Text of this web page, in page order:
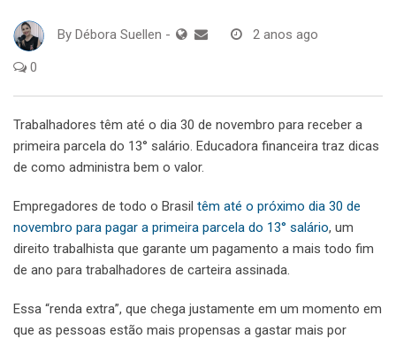
By Débora Suellen - 2 anos ago
0
Trabalhadores têm até o dia 30 de novembro para receber a
primeira parcela do 13° salário. Educadora financeira traz dicas
de como administra bem o valor.
Empregadores de todo o Brasil têm até o próximo dia 30 de
novembro para pagar a primeira parcela do 13° salário, um
direito trabalhista que garante um pagamento a mais todo fim
de ano para trabalhadores de carteira assinada.
Essa “renda extra”, que chega justamente em um momento em
que as pessoas estão mais propensas a gastar mais por